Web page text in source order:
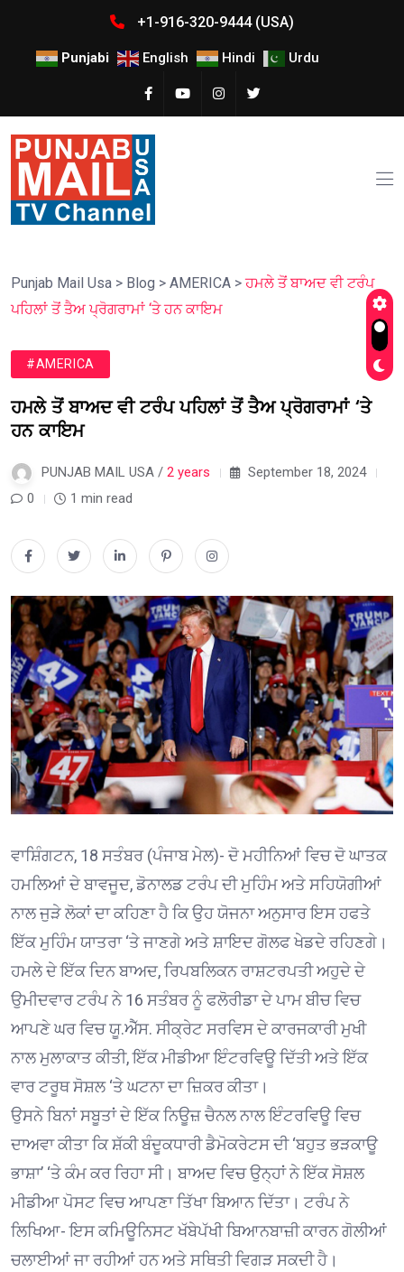
+1-916-320-9444 (USA)
Punjabi English Hindi Urdu
Punjab Mail Usa > Blog > AMERICA >ਹਮਲੇ ਤੋਂ ਬਾਅਦ ਵੀ ਟਰੰਪ
ਪਹਿਲਾਂ ਤੋਂ ਤੈਅ ਪ੍ਰੋਗਰਾਮਾਂ ‘ਤੇ ਹਨ ਕਾਇਮ
#AMERICA
ਹਮਲੇ ਤੋਂ ਬਾਅਦ ਵੀ ਟਰੰਪ ਪਹਿਲਾਂ ਤੋਂ ਤੈਅ ਪ੍ਰੋਗਰਾਮਾਂ ‘ਤੇ
ਹਨ ਕਾਇਮ
PUNJAB MAIL USA / 2 years
September 18, 2024
0
1 min read
ਵਾਸ਼ਿੰਗਟਨ, 18 ਸਤੰਬਰ (ਪੰਜਾਬ ਮੇਲ)- ਦੋ ਮਹੀਨਿਆਂ ਵਿਚ ਦੋ ਘਾਤਕ
ਹਮਲਿਆਂ ਦੇ ਬਾਵਜੂਦ, ਡੋਨਾਲਡ ਟਰੰਪ ਦੀ ਮੁਹਿੰਮ ਅਤੇ ਸਹਿਯੋਗੀਆਂ
ਨਾਲ ਜੁੜੇ ਲੋਕਾਂ ਦਾ ਕਹਿਣਾ ਹੈ ਕਿ ਉਹ ਯੋਜਨਾ ਅਨੁਸਾਰ ਇਸ ਹਫਤੇ
ਇੱਕ ਮੁਹਿੰਮ ਯਾਤਰਾ ‘ਤੇ ਜਾਣਗੇ ਅਤੇ ਸ਼ਾਇਦ ਗੋਲਫ ਖੇਡਦੇ ਰਹਿਣਗੇ।
ਹਮਲੇ ਦੇ ਇੱਕ ਦਿਨ ਬਾਅਦ, ਰਿਪਬਲਿਕਨ ਰਾਸ਼ਟਰਪਤੀ ਅਹੁਦੇ ਦੇ
ਉਮੀਦਵਾਰ ਟਰੰਪ ਨੇ 16 ਸਤੰਬਰ ਨੂੰ ਫਲੋਰੀਡਾ ਦੇ ਪਾਮ ਬੀਚ ਵਿਚ
ਆਪਣੇ ਘਰ ਵਿਚ ਯੂ.ਐੱਸ. ਸੀਕ੍ਰੇਟ ਸਰਵਿਸ ਦੇ ਕਾਰਜਕਾਰੀ ਮੁਖੀ
ਨਾਲ ਮੁਲਾਕਾਤ ਕੀਤੀ, ਇੱਕ ਮੀਡੀਆ ਇੰਟਰਵਿਊ ਦਿੱਤੀ ਅਤੇ ਇੱਕ
ਵਾਰ ਟਰੂਥ ਸੋਸ਼ਲ ‘ਤੇ ਘਟਨਾ ਦਾ ਜ਼ਿਕਰ ਕੀਤਾ।
ਉਸਨੇ ਬਿਨਾਂ ਸਬੂਤਾਂ ਦੇ ਇੱਕ ਨਿਊਜ਼ ਚੈਨਲ ਨਾਲ ਇੰਟਰਵਿਊ ਵਿਚ
ਦਾਅਵਾ ਕੀਤਾ ਕਿ ਸ਼ੱਕੀ ਬੰਦੂਕਧਾਰੀ ਡੈਮੋਕਰੇਟਸ ਦੀ ‘ਬਹੁਤ ਭੜਕਾਊ
ਭਾਸ਼ਾ’ ‘ਤੇ ਕੰਮ ਕਰ ਰਿਹਾ ਸੀ। ਬਾਅਦ ਵਿਚ ਉਨ੍ਹਾਂ ਨੇ ਇੱਕ ਸੋਸ਼ਲ
ਮੀਡੀਆ ਪੋਸਟ ਵਿਚ ਆਪਣਾ ਤਿੱਖਾ ਬਿਆਨ ਦਿੱਤਾ। ਟਰੰਪ ਨੇ
ਲਿਖਿਆ- ਇਸ ਕਮਿਊਨਿਸਟ ਖੱਬੇਪੱਖੀ ਬਿਆਨਬਾਜ਼ੀ ਕਾਰਨ ਗੋਲੀਆਂ
ਚਲਾਈਆਂ ਜਾ ਰਹੀਆਂ ਹਨ ਅਤੇ ਸਥਿਤੀ ਵਿਗੜ ਸਕਦੀ ਹੈ।